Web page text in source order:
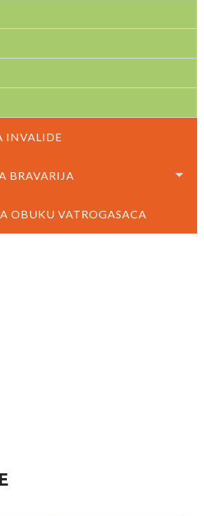
INVALIDE
BRAVARIJA
OBUKU VATROGASACA